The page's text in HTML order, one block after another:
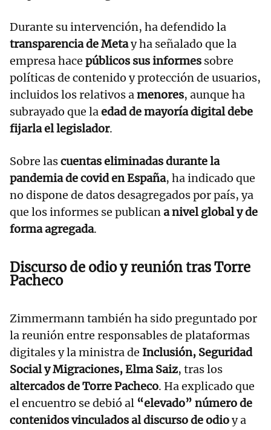
Durante su intervención, ha defendido la
transparencia de Metay ha señalado que la
empresa hace públicos sus informes sobre
políticas de contenido y protección de usuarios,
incluidos los relativos amenores, aunque ha
subrayado que laedad de mayoría digital debe
fijarla el legislador.
Sobre lascuentas eliminadas durante la
pandemia de covid en España, ha indicado que
no dispone de datos desagregados por país, ya
que los informes se publicana nivel global y de
forma agregada.
Discurso de odio y reunión tras Torre
Pacheco
Zimmermann también ha sido preguntado por
la reunión entre responsables de plataformas
digitales y la ministra de Inclusión, Seguridad
Social y Migraciones, Elma Saiz, tras los
altercados de Torre Pacheco. Ha explicado que
el encuentro se debió al “elevado” número de
contenidos vinculados al discurso de odioy a